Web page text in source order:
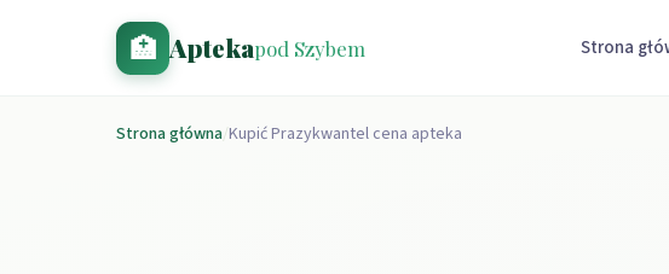
🏥 Aptekapod Szybem Strona
Strona główna/Kupić Prazykwantel cena apteka